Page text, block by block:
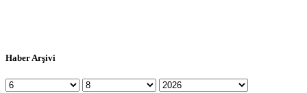
Haber Arşivi